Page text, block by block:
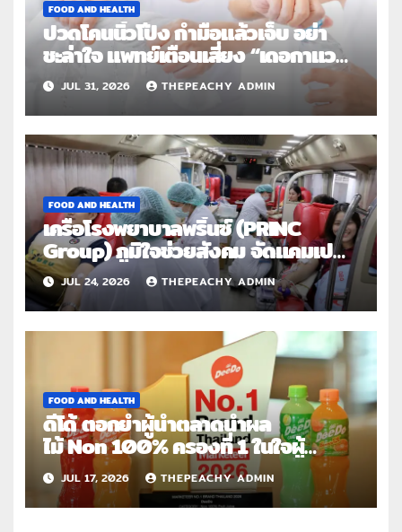
FOOD AND HEALTH
ปวดโคนนิ้วโป้ง กำมือแล้วเจ็บ อย่า
ชะล่าใจ แพทย์เตือนเสี่ยง “เดอกาแวง”
โรคปลอกหุ้มเอ็นอักเสบจากการใช้งาน
ซ้ำJUL 31, 2026 THEPEACHY ADMIN
FOOD AND HEALTH
เครือโรงพยาบาลพริ้นซ์ (PRINC
Group) ภูมิใจช่วยสังคม จัดแคมเปญ
ใหญ่ระดับประเทศ “PRINC ผสาน : สาน
ต่อการให้ไม่สิ้นสุด”
JUL 24, 2026 THEPEACHY ADMIN
FOOD AND HEALTH
ดีโด้ ตอกย้ำผู้นำตลาดน้ำผล
ไม้ Non 100% ครองที่ 1 ในใจผู้
บริโภค 8 ปีซ้อน คว้า
รางวัล Marketeer No.1 Brand
Thailand 2025-2026
JUL 17, 2026 THEPEACHY ADMIN